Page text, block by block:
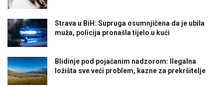
Strava u BiH: Supruga osumnjičena da je ubila
muža, policija pronašla tijelo u kući
Blidinje pod pojačanim nadzorom: Ilegalna
ložišta sve veći problem, kazne za prekršitelje